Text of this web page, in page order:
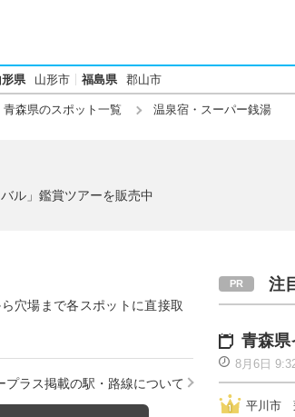
形県 山形市 福島県 郡山市
青森県のスポット一覧 温泉宿・スーパー銭湯
ル」鑑賞ツアーを販売中
穴場まで各スポットに直接取
プラス掲載の駅・路線について
注
青森県
8月6日
平川市